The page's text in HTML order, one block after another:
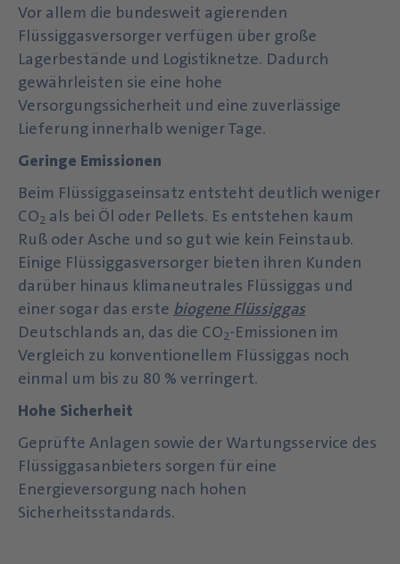
Vor allem die bundesweit agierenden
Flüssiggasversorger verfügen über große
Lagerbestände und Logistiknetze. Dadurch
gewährleisten sie eine hohe
Versorgungssicherheit und eine zuverlässige
Lieferung innerhalb weniger Tage.
Geringe Emissionen
Beim Flüssiggaseinsatz entsteht deutlich weniger
CO2 als bei Öl oder Pellets. Es entstehen kaum
Ruß oder Asche und so gut wie kein Feinstaub.
Einige Flüssiggasversorger bieten ihren Kunden
darüber hinaus klimaneutrales Flüssiggas und
einer sogar das erste biogene Flüssiggas
Deutschlands an, das die CO2-Emissionen im
Vergleich zu konventionellem Flüssiggas noch
einmal um bis zu 80 % verringert.
Hohe Sicherheit
Geprüfte Anlagen sowie der Wartungsservice des
Flüssiggasanbieters sorgen für eine
Energieversorgung nach hohen
Sicherheitsstandards.